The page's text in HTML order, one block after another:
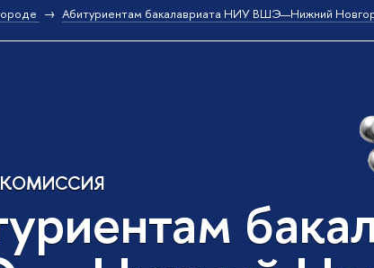
Абитуриентам бакалавриата НИУ ВШЭ—Нижний